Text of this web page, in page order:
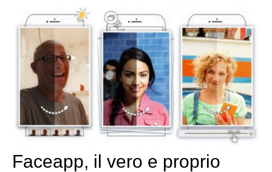
Faceapp, il vero e proprio